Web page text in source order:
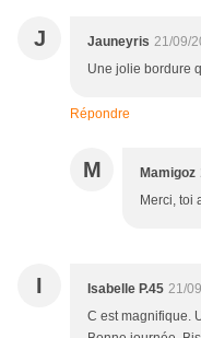
J Jauneyris 21/09/
Une jolie bordure
Répondre
M Mamigoz
Merci, toi
I Isabelle P.45 21/
C est magnifique.